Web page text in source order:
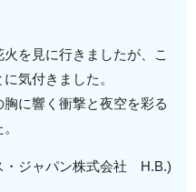
を見に行きましたが、こ
気付きました。
に響く衝撃と夜空を彩る
ジャパン株式会社 H.B.)